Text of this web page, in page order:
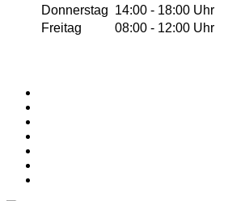
Donnerstag 14:00 - 18:00 Uhr
Freitag
08:00 - 12:00 Uhr